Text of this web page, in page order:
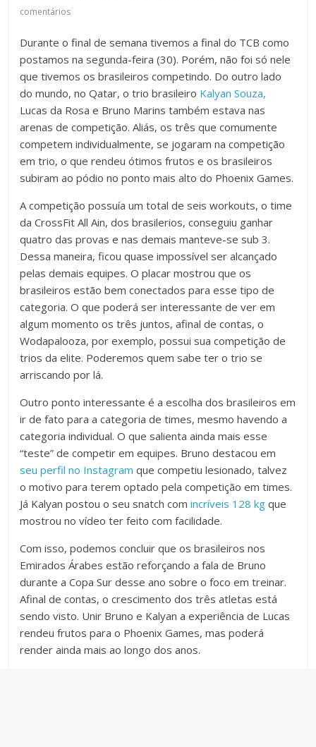
comentários
Durante o final de semana tivemos a final do TCB como
postamos na segunda-feira (30). Porém, não foi só nele
que tivemos os brasileiros competindo. Do outro lado
do mundo, no Qatar, o trio brasileiro Kalyan Souza,
Lucas da Rosa e Bruno Marins também estava nas
arenas de competição. Aliás, os três que comumente
competem individualmente, se jogaram na competição
em trio, o que rendeu ótimos frutos e os brasileiros
subiram ao pódio no ponto mais alto do Phoenix Games.
A competição possuía um total de seis workouts, o time
da CrossFit All Ain, dos brasilerios, conseguiu ganhar
quatro das provas e nas demais manteve-se sub 3.
Dessa maneira, ficou quase impossível ser alcançado
pelas demais equipes. O placar mostrou que os
brasileiros estão bem conectados para esse tipo de
categoria. O que poderá ser interessante de ver em
algum momento os três juntos, afinal de contas, o
Wodapalooza, por exemplo, possui sua competição de
trios da elite. Poderemos quem sabe ter o trio se
arriscando por lá.
Outro ponto interessante é a escolha dos brasileiros em
ir de fato para a categoria de times, mesmo havendo a
categoria individual. O que salienta ainda mais esse
“teste” de competir em equipes. Bruno destacou em
seu perfil no Instagram que competiu lesionado, talvez
o motivo para terem optado pela competição em times.
Já Kalyan postou o seu snatch comincríveis 128 kg que
mostrou no vídeo ter feito com facilidade.
Com isso, podemos concluir que os brasileiros nos
Emirados Árabes estão reforçando a fala de Bruno
durante a Copa Sur desse ano sobre o foco em treinar.
Afinal de contas, o crescimento dos três atletas está
sendo visto. Unir Bruno e Kalyan a experiência de Lucas
rendeu frutos para o Phoenix Games, mas poderá
render ainda mais ao longo dos anos.